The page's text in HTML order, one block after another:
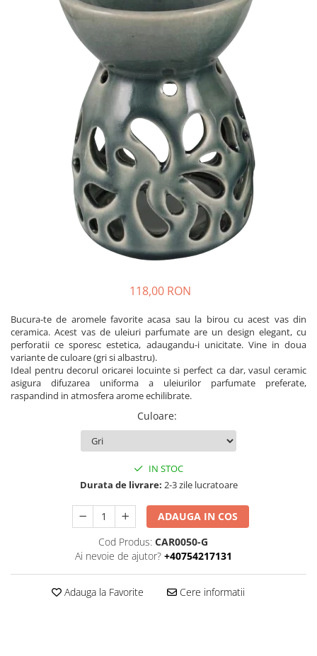
Produse pentru casa
Idei pentru casa
Prosoape bucatarie
118,00 RON
Bucura-te de aromele favorite acasa sau la birou cu acest vas din
ceramica. Acest vas de uleiuri parfumate are un design elegant, cu
perforatii ce sporesc estetica, adaugandu-i unicitate. Vine in doua
variante de culoare (gri si albastru).
Ideal pentru decorul oricarei locuinte si perfect ca dar, vasul ceramic
asigura difuzarea uniforma a uleiurilor parfumate preferate,
raspandind in atmosfera arome echilibrate.
Culoare:
IN STOC
Durata de livrare: 2-3 zile lucratoare
ADAUGA IN COS
Cod Produs: CAR0050-G
Ai nevoie de ajutor? +40754217131
Adauga la Favorite Cere informatii